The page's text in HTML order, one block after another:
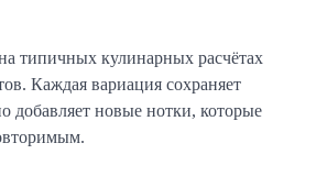
типичных кулинарных расчётах
Каждая вариация сохраняет
добавляет новые нотки, которые